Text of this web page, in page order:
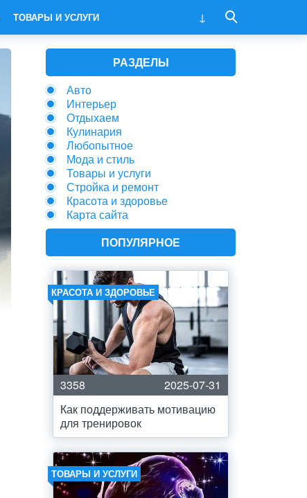
ТОВАРЫ И УСЛУГИ
РАЗДЕЛЫ
Авто
Интерьер
Отдыхаем
Кулинария
Любопытное
Мода и стиль
Товары и услуги
Стройка и ремонт
Красота и здоровье
Карта сайта
ПОПУЛЯРНОЕ
КРАСОТА И ЗДОРОВЬЕ
3358
2025-07-31
Как поддерживать мотивацию
для тренировок
ТОВАРЫ И УСЛУГИ